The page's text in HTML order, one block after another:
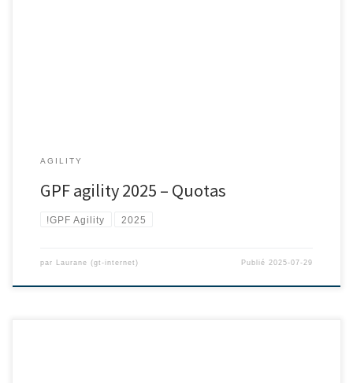
AGILITY
GPF agility 2025 – Quotas
!GPF Agility 2025
par Laurane (gt-internet) Publié 2025-07-29